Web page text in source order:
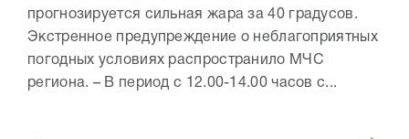
прогнозируется сильная жара за 40 градусов.
Экстренное предупреждение о неблагоприятных
погодных условиях распространило МЧС
региона. – В период с 12.00-14.00 часов с...